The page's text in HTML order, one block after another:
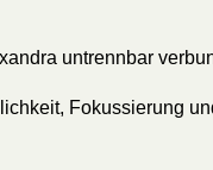
untrennbar
Fokussierung